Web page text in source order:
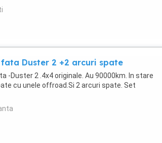
NUMAR MASINI STATIONATE 10 -ACCES
Duster 2 +2 arcuri spate
-Duster 2 .4x4 originale. Au 90000km. In stare
cu unele offroad.Si 2 arcuri spate. Set